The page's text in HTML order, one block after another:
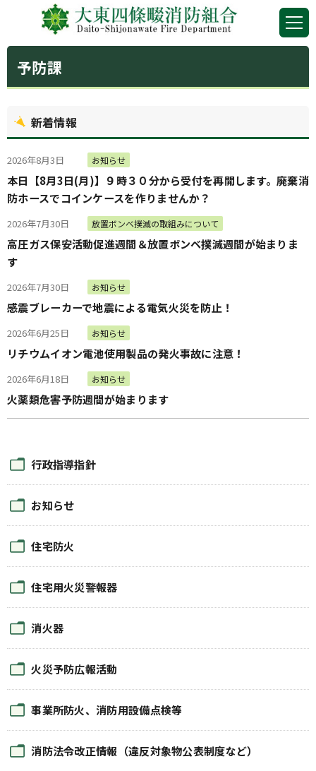
予防課
新着情報
2026年8月3日 お知らせ
本日【8月3日(月)】９時３０分から受付を再開します。廃棄消
防ホースでコインケースを作りませんか？
2026年7月30日 放置ボンベ撲滅の取組みについて
高圧ガス保安活動促進週間＆放置ボンベ撲滅週間が始まりま
す
2026年7月30日 お知らせ
感震ブレーカーで地震による電気火災を防止！
2026年6月25日 お知らせ
リチウムイオン電池使用製品の発火事故に注意！
2026年6月18日 お知らせ
火薬類危害予防週間が始まります
行政指導指針
お知らせ
住宅防火
住宅用火災警報器
消火器
火災予防広報活動
事業所防火、消防用設備点検等
消防法令改正情報（違反対象物公表制度など）